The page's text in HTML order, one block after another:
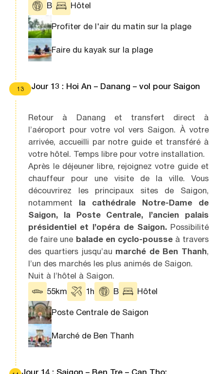
B
Hôtel
Profiter de l'air du matin sur la plage
Faire du kayak sur la plage
13 Jour 13 : Hoi An – Danang – vol pour Saigon
Retour à Danang et transfert direct à
l’aéroport pour votre vol vers Saigon. À votre
arrivée, accueilli par notre guide et transféré à
votre hôtel. Temps libre pour votre installation.
Après le déjeuner libre, rejoignez votre guide et
chauffeur pour une visite de la ville. Vous
découvrirez les principaux sites de Saigon,
notamment la cathédrale Notre-Dame de
Saigon, la Poste Centrale, l’ancien palais
présidentiel et l’opéra de Saigon. Possibilité
de faire une balade en cyclo-pousseà travers
des quartiers jusqu’au marché de Ben Thanh,
l’un des marchés les plus animés de Saigon.
Nuit à l’hôtel à Saigon.
55km
1h B Hôtel
Poste Centrale de Saigon
Marché de Ben Thanh
Jour 14 : Saigon – Ben Tre – Can Tho: